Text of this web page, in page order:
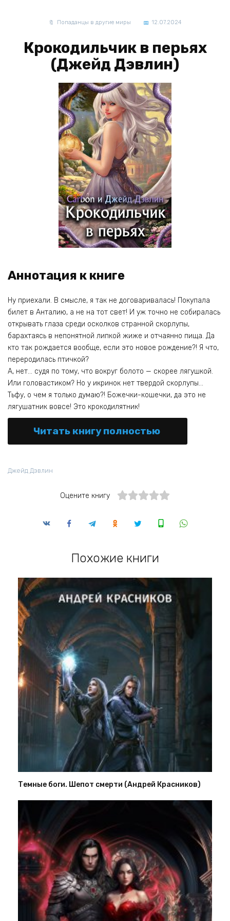
Попаданцы в другие миры 12.07.2024
Крокодильчик в перьях
(Джейд Дэвлин)
Аннотация к книге
Ну приехали. В смысле, я так не договаривалась! Покупала
билет в Анталию, а не на тот свет! И уж точно не собиралась
открывать глаза среди осколков странной скорлупы,
барахтаясь в непонятной липкой жиже и отчаянно пища. Да
кто так рождается вообще, если это новое рождение?! Я что,
переродилась птичкой?
А, нет… судя по тому, что вокруг болото — скорее лягушкой.
Или головастиком? Но у икринок нет твердой скорлупы…
Тьфу, о чем я только думаю?! Божечки-кошечки, да это не
лягушатник вовсе! Это крокодилятник!
Читать книгу полностью
Джейд Дэвлин
Оцените книгу
Похожие книги
Темные боги. Шепот смерти (Андрей Красников)